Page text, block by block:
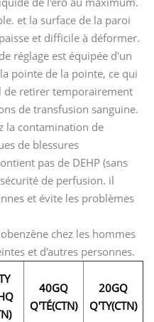
et la surface de la paroi
et difficile à déformer.
réglage est équipée d'un
pointe de la pointe, ce qui
de retirer temporairement
de transfusion sanguine.
la contamination de
de blessures
pas de DEHP (sans
de perfusion. il
et évite les problèmes
chez les hommes
et d'autres personnes.
40GQ
Q'TÉ(CTN)
20GQ
Q'TY(CTN)